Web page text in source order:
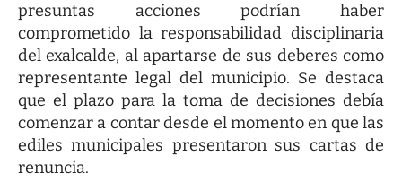
presuntas acciones podrían haber
comprometido la responsabilidad disciplinaria
del exalcalde, al apartarse de sus deberes como
representante legal del municipio. Se destaca
que el plazo para la toma de decisiones debía
comenzar a contar desde el momento en que las
ediles municipales presentaron sus cartas de
renuncia.